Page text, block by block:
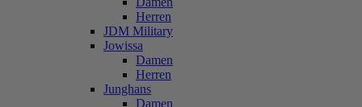
Herren
JDM Military
Jowissa
Damen
Herren
Junghans
Damen